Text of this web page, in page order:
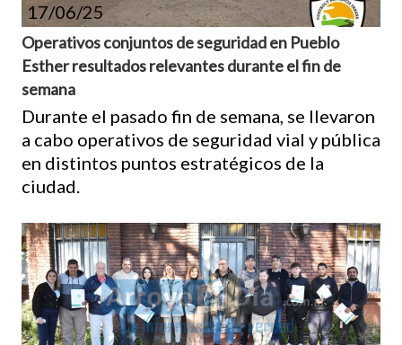
17/06/25
Operativos conjuntos de seguridad en Pueblo
Esther resultados relevantes durante el fin de
semana
Durante el pasado fin de semana, se llevaron
a cabo operativos de seguridad vial y pública
en distintos puntos estratégicos de la
ciudad.